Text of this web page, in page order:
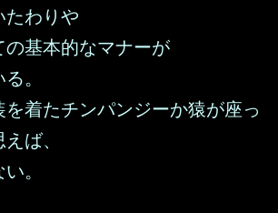
たわりや
の基本的なマナーが
。
を着たチンパンジーか猿が座っ
ば、
。